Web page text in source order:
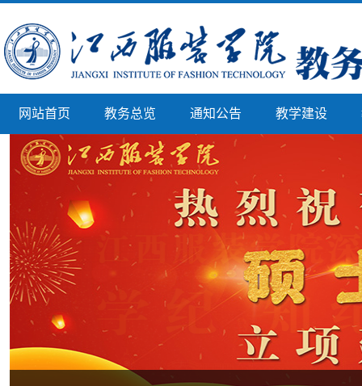
网站首页 教务总览 通知公告 教学建设